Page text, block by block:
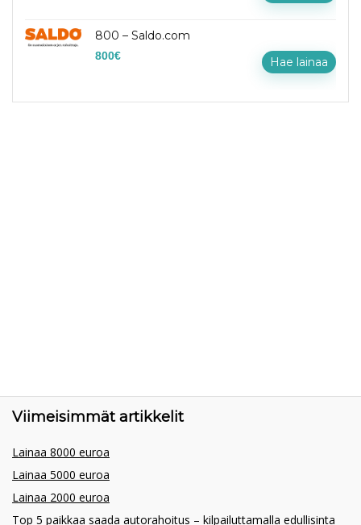
800 – Saldo.com
800€ Hae lainaa
Viimeisimmät artikkelit
Lainaa 8000 euroa
Lainaa 5000 euroa
Lainaa 2000 euroa
Top 5 paikkaa saada autorahoitus – kilpailuttamalla edullisinta